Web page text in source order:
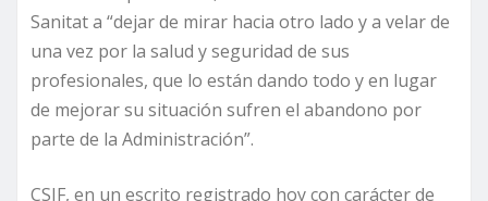
Sanitat a “dejar de mirar hacia otro lado y a velar de
una vez por la salud y seguridad de sus
profesionales, que lo están dando todo y en lugar
de mejorar su situación sufren el abandono por
parte de la Administración”.
CSIF, en un escrito registrado hoy con carácter de